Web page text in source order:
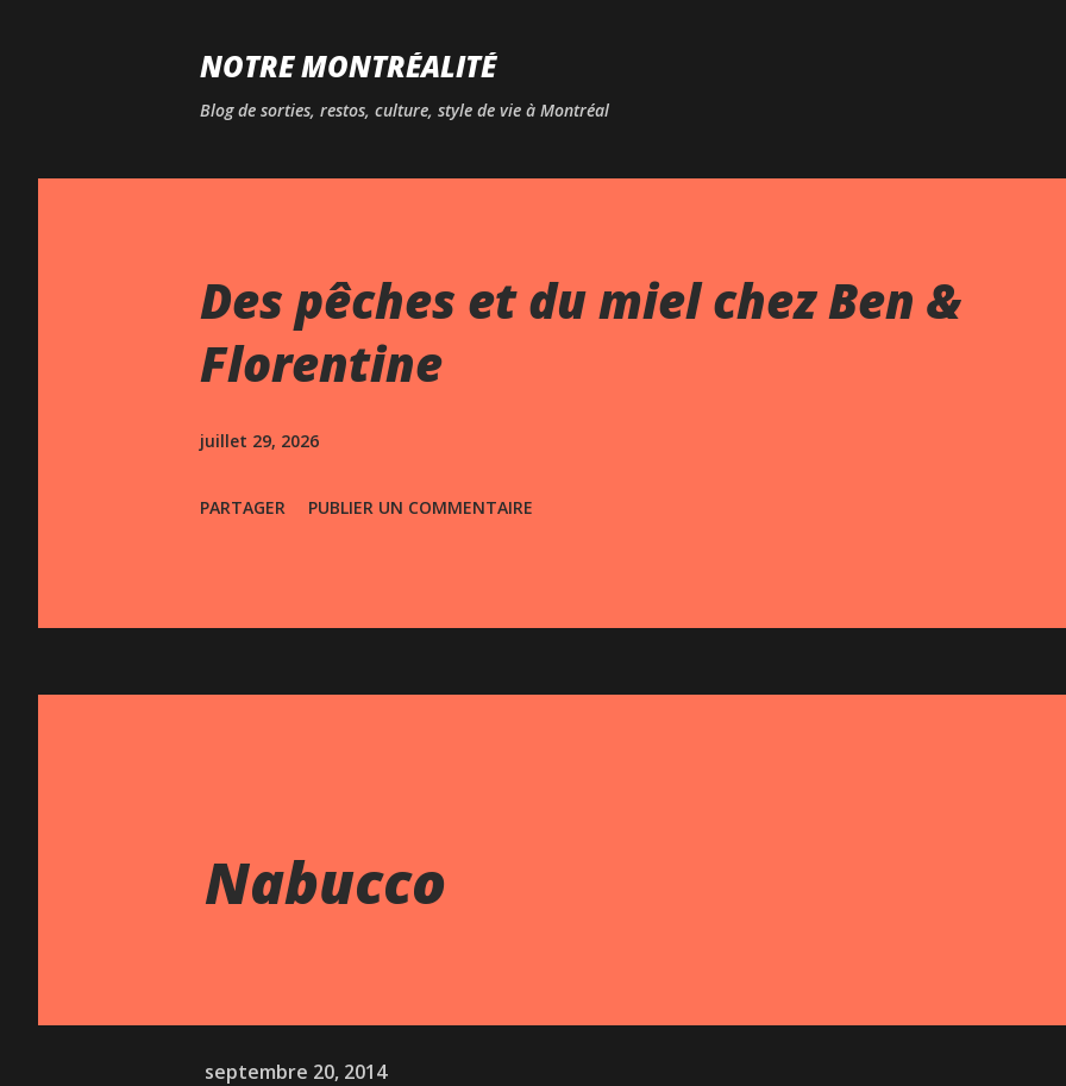
NOTRE MONTRÉALITÉ
Blog de sorties, restos, culture, style de vie à Montréal
Des pêches et du miel chez Ben &
Florentine
juillet 29, 2026
PARTAGER PUBLIER UN COMMENTAIRE
Nabucco
septembre 20, 2014